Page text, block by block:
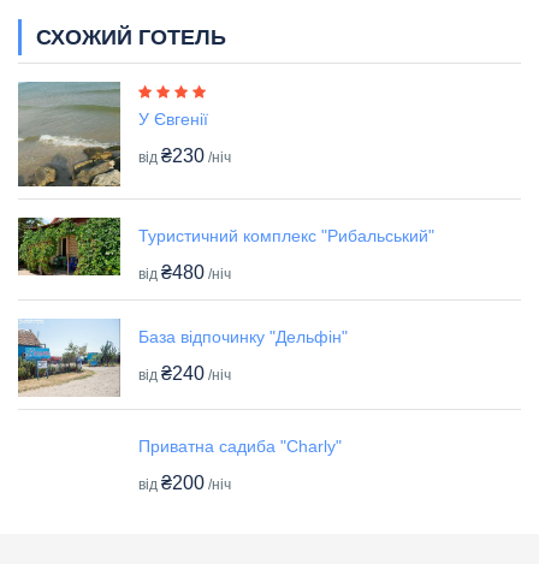
СХОЖИЙ ГОТЕЛЬ
У Євгенії
від ₴230 /ніч
Туристичний комплекс "Рибальський"
від ₴480 /ніч
База відпочинку "Дельфін"
від ₴240 /ніч
Приватна садиба "Charly"
від ₴200 /ніч